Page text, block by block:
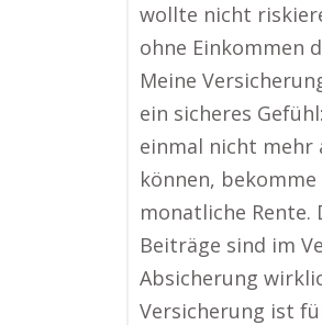
wollte nicht
ohne Einkommen
Meine
ein sicheres
einmal nicht mehr
können, bekomme
monatliche Rente.
Beiträge sind im
Absicherung
Versicherung ist